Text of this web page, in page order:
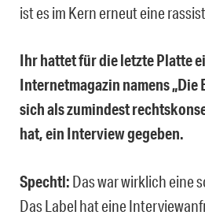
ist es im Kern erneut eine
Ihr hattet für die letzte Platte
Internetmagazin namens „Die
sich als zumindest
hat, ein Interview gegeben.
Spechtl: Das war wirklich eine
Das Label hat eine